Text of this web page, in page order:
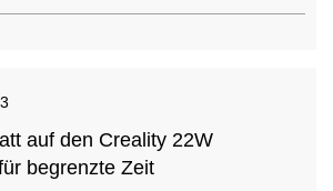
auf den Creality 22W
begrenzte Zeit